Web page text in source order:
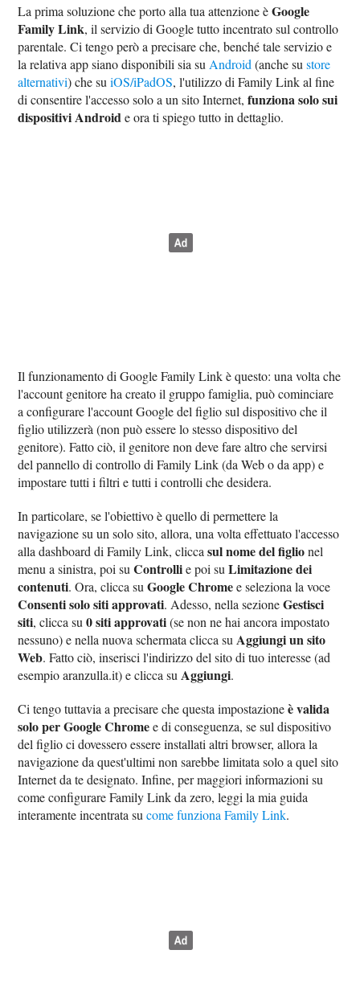
La prima soluzione che porto alla tua attenzione èGoogle
Family Link, il servizio di Google tutto incentrato sul controllo
parentale. Ci tengo però a precisare che, benché tale servizio e
la relativa app siano disponibili sia su Android (anche sustore
alternativi) che suiOS/iPadOS, l'utilizzo di Family Link al fine
di consentire l'accesso solo a un sito Internet,funziona solo sui
dispositivi Androide ora ti spiego tutto in dettaglio.
Il funzionamento di Google Family Link è questo: una volta che
l'account genitore ha creato il gruppo famiglia, può cominciare
a configurare l'account Google del figlio sul dispositivo che il
figlio utilizzerà (non può essere lo stesso dispositivo del
genitore). Fatto ciò, il genitore non deve fare altro che servirsi
del pannello di controllo di Family Link (da Web o da app) e
impostare tutti i filtri e tutti i controlli che desidera.
In particolare, se l'obiettivo è quello di permettere la
navigazione su un solo sito, allora, una volta effettuato l'accesso
alla dashboard di Family Link, cliccasul nome del figlionel
menu a sinistra, poi suControllie poi suLimitazione dei
contenuti. Ora, clicca suGoogle Chromee seleziona la voce
Consenti solo siti approvati. Adesso, nella sezioneGestisci
siti, clicca su0 siti approvati(se non ne hai ancora impostato
nessuno) e nella nuova schermata clicca su Aggiungi un sito
Web. Fatto ciò, inserisci l'indirizzo del sito di tuo interesse (ad
esempio aranzulla.it) e clicca su Aggiungi.
Ci tengo tuttavia a precisare che questa impostazioneè valida
solo per Google Chromee di conseguenza, se sul dispositivo
del figlio ci dovessero essere installati altri browser, allora la
navigazione da quest'ultimi non sarebbe limitata solo a quel sito
Internet da te designato. Infine, per maggiori informazioni su
come configurare Family Link da zero, leggi la mia guida
interamente incentrata sucome funziona Family Link.